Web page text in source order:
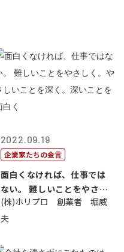
2022.09.19
企業家たちの金言
面白くなければ、仕事では
ない。 難しいことをやさし
く。やさし...
(株)ホリプロ 創業者 堀威
夫